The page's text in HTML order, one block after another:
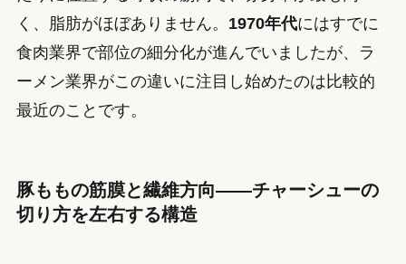
く、脂肪がほぼありません。 1970年代にはすでに
食肉業界で部位の細分化が進んでいましたが、ラ
ーメン業界がこの違いに注目し始めたのは比較的
最近のことです。
豚ももの筋膜と繊維方向——チャーシューの
切り方を左右する構造